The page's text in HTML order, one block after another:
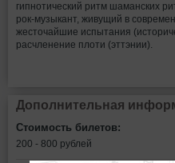
гипнотический ритм шаманских
рок-музыкант, живущий в
жесточайшие испытания
расчленение плоти (эттэнии).
Дополнительная
Стоимость билетов:
200 - 800 рублей